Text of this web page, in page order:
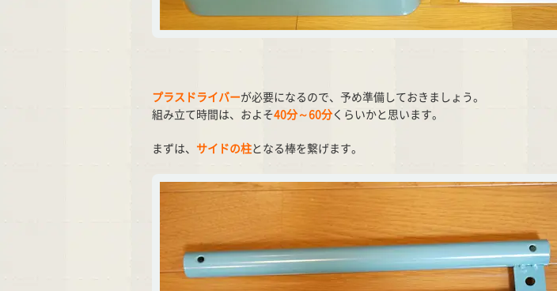
プラスドライバーが必要になるので、予め準備しておきましょう。
組み立て時間は、およそ40分～60分くらいかと思います。
まずは、 サイドの柱となる棒を繋げます。